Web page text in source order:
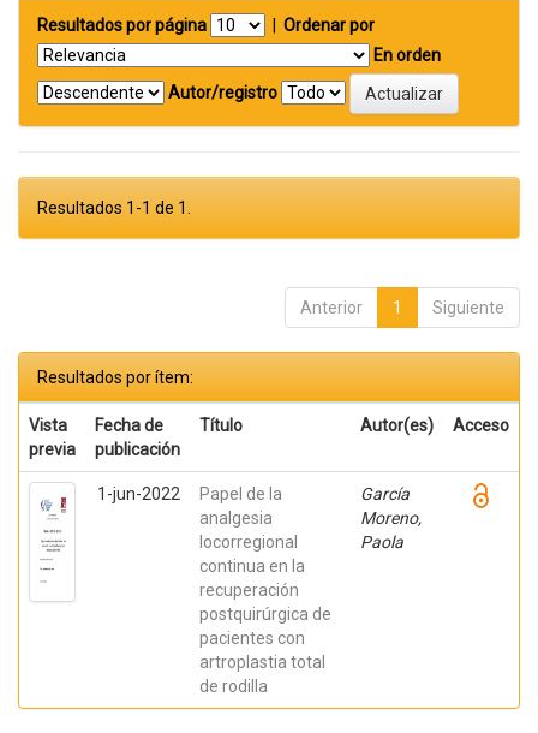
Resultados por página
Ordenar por
En orden
Autor/registro
Resultados 1-1 de 1.
Anterior 1 Siguiente
Resultados por ítem:
Vista
previa
Fecha de
publicación
Título Autor(es) Acceso
1-jun-2022
Papel de la
analgesia
locorregional
continua en la
recuperación
postquirúrgica de
pacientes con
artroplastia total
de rodilla
García
Moreno,
Paola